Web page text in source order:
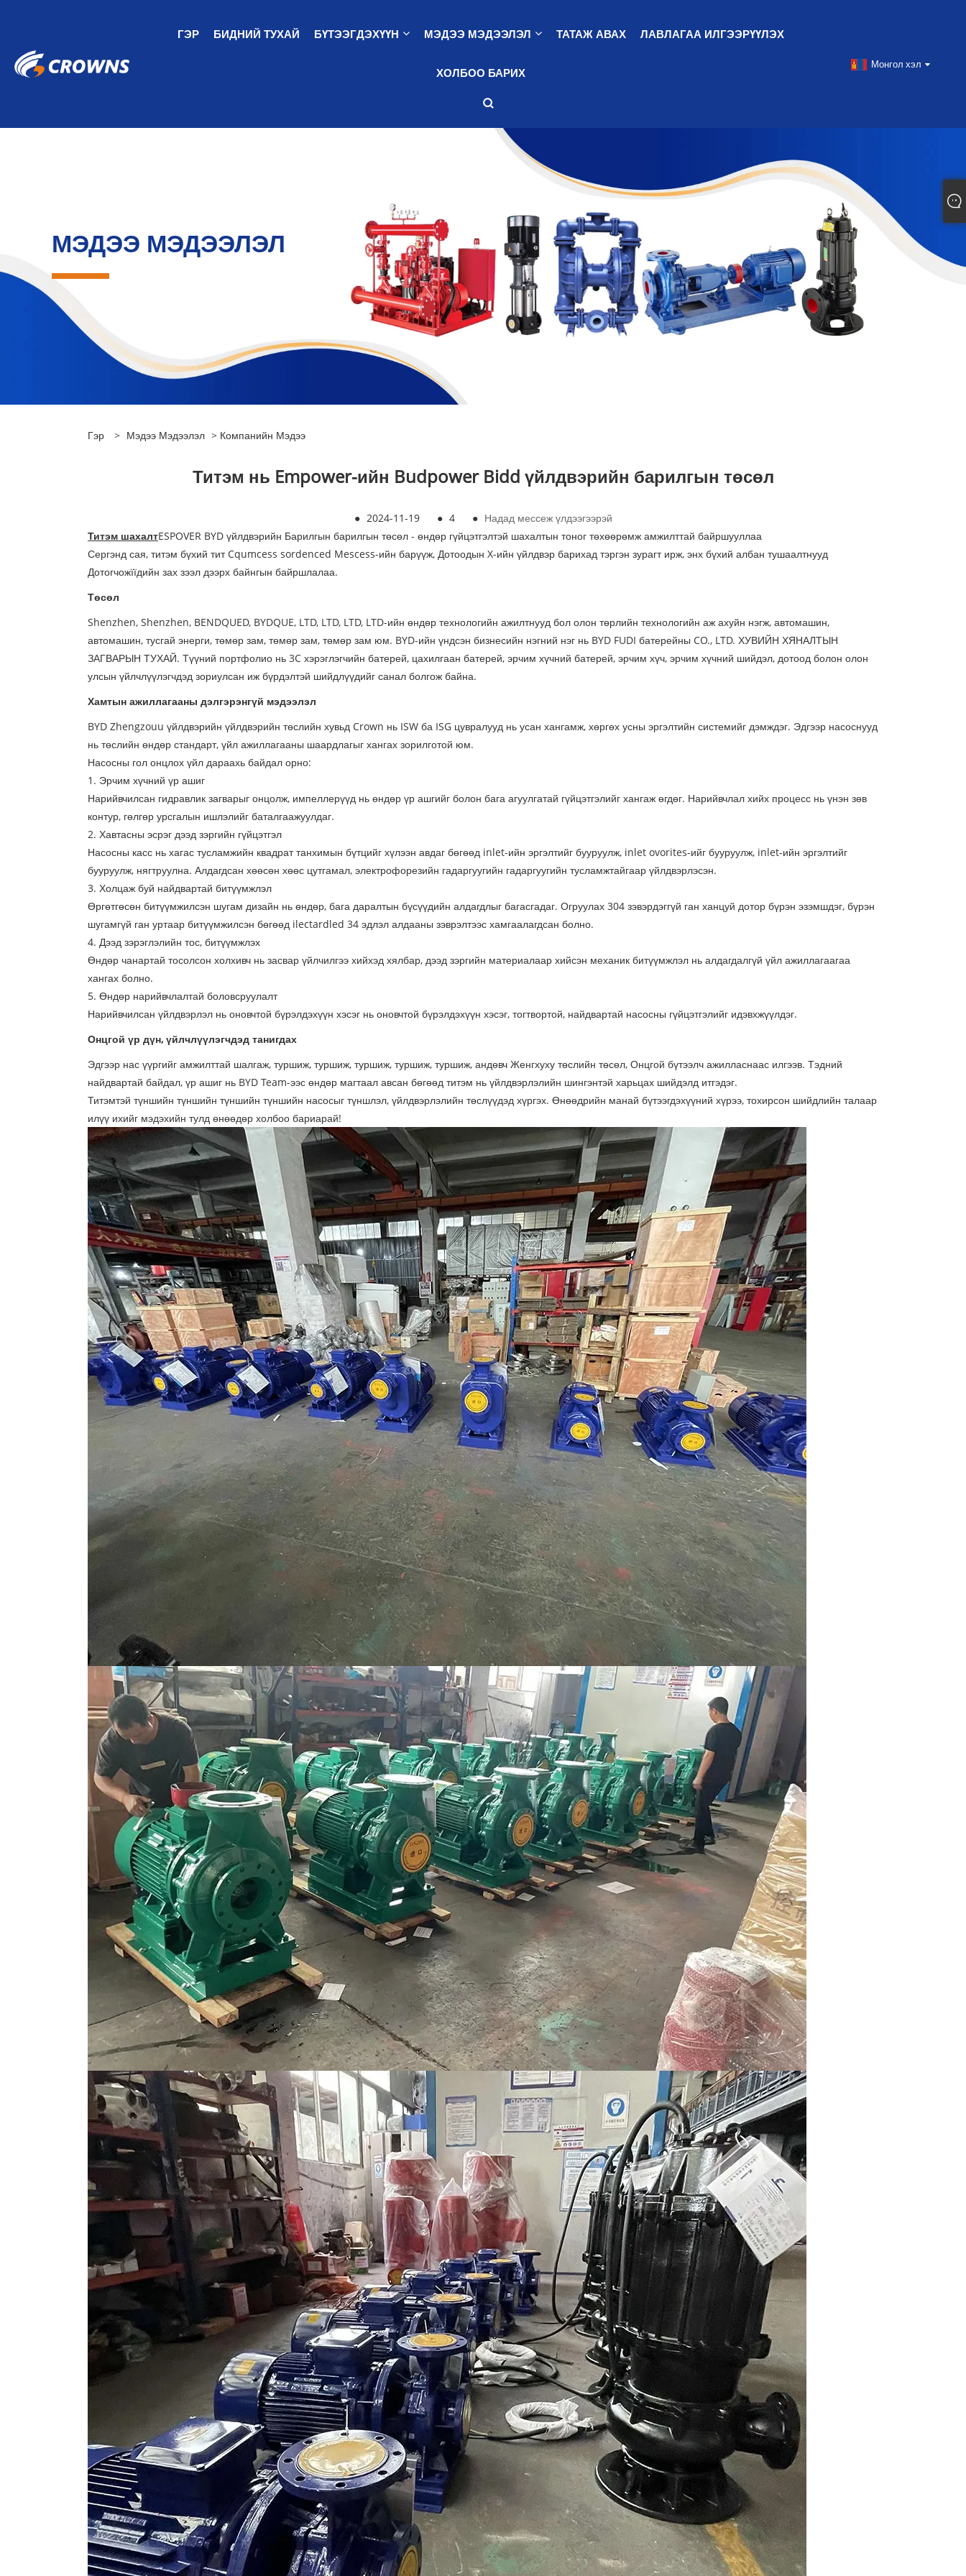
ГЭР БИДНИЙ ТУХАЙ БҮТЭЭГДЭХҮҮН МЭДЭЭ МЭДЭЭЛЭЛ ТАТАЖ АВАХ ЛАВЛАГАА ИЛГЭЭРҮҮЛЭХ
ХОЛБОО БАРИХ
Монгол хэл
МЭДЭЭ МЭДЭЭЛЭЛ
Гэр > Мэдээ Мэдээлэл > Компанийн Мэдээ
Титэм нь Empower-ийн Budpower Bidd үйлдвэрийн барилгын төсөл
● 2024-11-19 ● 4 ● Надад мессеж үлдээгээрэй
Титэм шахалтESPOVER BYD үйлдвэрийн Барилгын барилгын төсөл - өндөр гүйцэтгэлтэй шахалтын тоног төхөөрөмж амжилттай байршууллаа
Сергэнд сая, титэм бүхий тит Cqumcess sordenced Mescess-ийн барүүж, Дотоодын X-ийн үйлдвэр барихад тэргэн зурагт ирж, энх бүхий албан тушаалтнууд
Дотогчожїїдийн зах зээл дээрх байнгын байршлалаа.
Төсөл
Shenzhen, Shenzhen, BENDQUED, BYDQUE, LTD, LTD, LTD, LTD-ийн өндөр технологийн ажилтнууд бол олон төрлийн технологийн аж ахуйн нэгж, автомашин,
автомашин, тусгай энерги, төмөр зам, төмөр зам, төмөр зам юм. BYD-ийн үндсэн бизнесийн нэгний нэг нь BYD FUDI батерейны CO., LTD. ХУВИЙН ХЯНАЛТЫН
ЗАГВАРЫН ТУХАЙ. Түүний портфолио нь 3C хэрэглэгчийн батерей, цахилгаан батерей, эрчим хүчний батерей, эрчим хүч, эрчим хүчний шийдэл, дотоод болон олон
улсын үйлчлүүлэгчдэд зориулсан иж бүрдэлтэй шийдлүүдийг санал болгож байна.
Хамтын ажиллагааны дэлгэрэнгүй мэдээлэл
BYD Zhengzouu үйлдвэрийн үйлдвэрийн төслийн хувьд Crown нь ISW ба ISG цувралууд нь усан хангамж, хөргөх усны эргэлтийн системийг дэмждэг. Эдгээр насоснууд
нь төслийн өндөр стандарт, үйл ажиллагааны шаардлагыг хангах зорилготой юм.
Насосны гол онцлох үйл дараахь байдал орно:
1. Эрчим хүчний үр ашиг
Нарийвчилсан гидравлик загварыг онцолж, импеллерүүд нь өндөр үр ашгийг болон бага агуулгатай гүйцэтгэлийг хангаж өгдөг. Нарийвчлал хийх процесс нь үнэн зөв
контур, гөлгөр урсгалын ишлэлийг баталгаажуулдаг.
2. Хавтасны эсрэг дээд зэргийн гүйцэтгэл
Насосны касс нь хагас тусламжийн квадрат танхимын бүтцийг хүлээн авдаг бөгөөд inlet-ийн эргэлтийг бууруулж, inlet ovorites-ийг бууруулж, inlet-ийн эргэлтийг
бууруулж, нягтруулна. Алдагдсан хөөсөн хөөс цутгамал, электрофорезийн гадаргуугийн гадаргуугийн тусламжтайгаар үйлдвэрлэсэн.
3. Холцаж буй найдвартай битүүмжлэл
Өргөтгөсөн битүүмжилсэн шугам дизайн нь өндөр, бага даралтын бүсүүдийн алдагдлыг багасгадаг. Огруулах 304 зэвэрдэггүй ган ханцуй дотор бүрэн эзэмшдэг, бүрэн
шугамгүй ган уртаар битүүмжилсэн бөгөөд ilectardled 34 эдлэл алдааны зэврэлтээс хамгаалагдсан болно.
4. Дээд зэрэглэлийн тос, битүүмжлэх
Өндөр чанартай тосолсон холхивч нь засвар үйлчилгээ хийхэд хялбар, дээд зэргийн материалаар хийсэн механик битүүмжлэл нь алдагдалгүй үйл ажиллагаагаа
хангах болно.
5. Өндөр нарийвчлалтай боловсруулалт
Нарийвчилсан үйлдвэрлэл нь оновчтой бүрэлдэхүүн хэсэг нь оновчтой бүрэлдэхүүн хэсэг, тогтвортой, найдвартай насосны гүйцэтгэлийг идэвхжүүлдэг.
Онцгой үр дүн, үйлчлүүлэгчдэд танигдах
Эдгээр нас үүргийг амжилттай шалгаж, туршиж, туршиж, туршиж, туршиж, туршиж, андөвч Женгхуху төслийн төсөл, Онцгой бүтээлч ажилласнаас илгээв. Тэдний
найдвартай байдал, үр ашиг нь BYD Team-ээс өндөр магтаал авсан бөгөөд титэм нь үйлдвэрлэлийн шингэнтэй харьцах шийдэлд итгэдэг.
Титэмтэй түншийн түншийн түншийн түншийн насосыг түншлэл, үйлдвэрлэлийн төслүүдэд хүргэх. Өнөөдрийн манай бүтээгдэхүүний хүрээ, тохирсон шийдлийн талаар
илүү ихийг мэдэхийн тулд өнөөдөр холбоо бариарай!